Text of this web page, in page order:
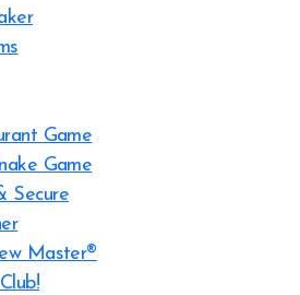
Game
Game
Secure
Master®